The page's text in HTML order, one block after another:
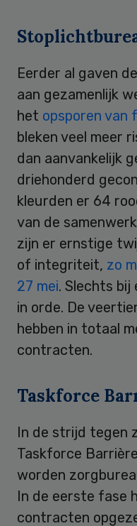
Eerder al gaven
aan gezamenlijk
het opsporen van
bleken veel meer
dan aanvankelijk
driehonderd
kleurden er 64
van de
zijn er ernstige
of integriteit, zo
27 mei. Slechts bij
in orde. De
hebben in totaal
contracten.
Taskforce
In de strijd tegen
Taskforce
worden
In de eerste fase
contracten